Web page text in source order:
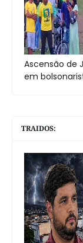
Ascensão de
em
TRAIDOS: